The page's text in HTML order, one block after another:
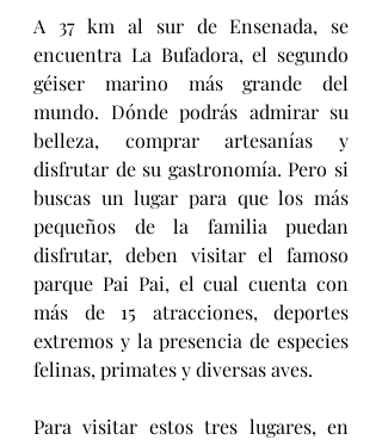
A 37 km al sur de Ensenada, se
encuentra La Bufadora, el segundo
géiser marino más grande del
mundo. Dónde podrás admirar su
belleza, comprar artesanías y
disfrutar de su gastronomía. Pero si
buscas un lugar para que los más
pequeños de la familia puedan
disfrutar, deben visitar el famoso
parque Pai Pai, el cual cuenta con
más de 15 atracciones, deportes
extremos y la presencia de especies
felinas, primates y diversas aves.
Para visitar estos tres lugares, en